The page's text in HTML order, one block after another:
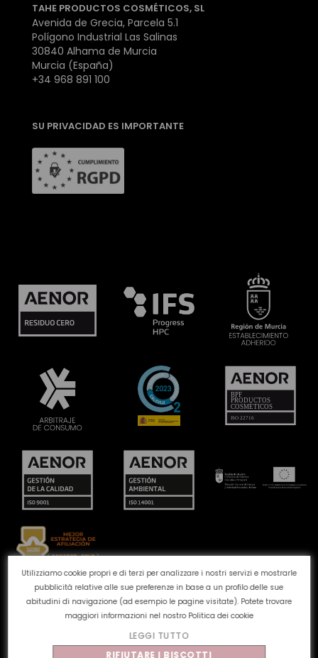
Utilizziamo cookie propri e di terzi per analizzare i nostri servizi e mostrarle
pubblicità relative alle sue preferenze in base a un profilo delle sue
abitudini di navigazione (ad esempio le pagine visitate). Potete trovare
maggiori informazioni nel nostro Politica dei cookie
LEGGI TUTTO
RIFIUTARE I BISCOTTI
TAHE PRODUCTOS COSMÉTICOS, SL
Avenida de Grecia, Parcela 5.1
Polígono Industrial Las Salinas
30840 Alhama de Murcia
Murcia (España)
+34 968 891 100
SU PRIVACIDAD ES IMPORTANTE
Canale reclami Politica dei cookie
Politica sulla
privacy
Avviso legale Qualità e ambiente
2026 - Tutti i diritti riservati